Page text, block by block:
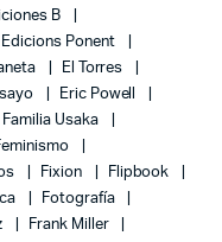
B
Edicions Ponent
El Torres
Eric Powell
Familia Usaka
Fixion
Flipbook
Fotografía
Frank Miller